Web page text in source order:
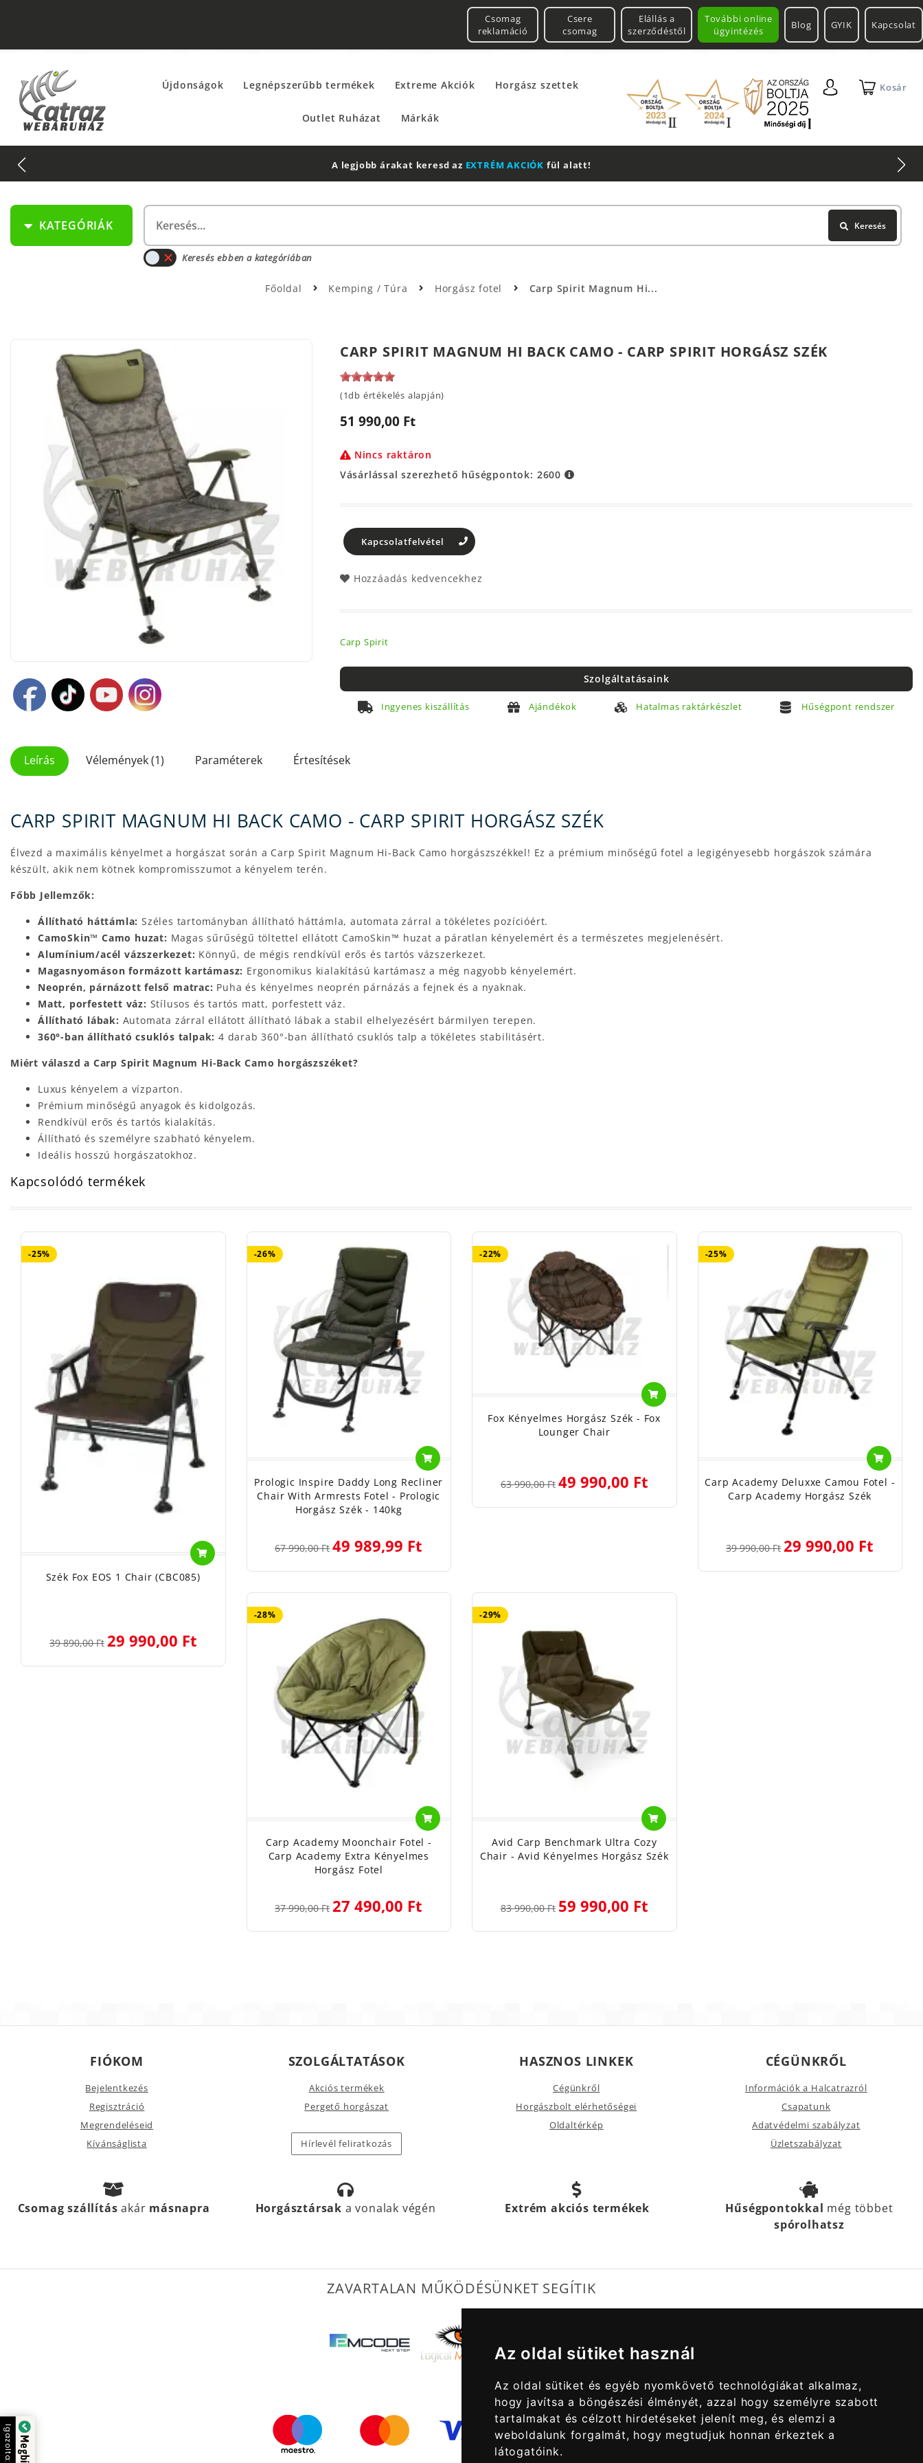
Az oldal sütiket használ
Az oldal sütiket és egyéb nyomkövető technológiákat alkalmaz,
hogy javítsa a böngészési élményét, azzal hogy személyre szabott
tartalmakat és célzott hirdetéseket jelenít meg, és elemzi a
weboldalunk forgalmát, hogy megtudjuk honnan érkeztek a
látogatóink.
További online
ügyintézés
Csomag
reklamáció
Csere
csomag
Elállás a
szerződéstől
Blog GYIK Kapcsolat
Újdonságok Legnépszerűbb termékek Extreme Akciók Horgász szettek
Outlet Ruházat Márkák
Kosár
A legjobb árakat keresd az EXTRÉM AKCIÓK fül alatt!
KATEGÓRIÁK Keresés
Keresés ebben a kategóriában
Főoldal Kemping / Túra Horgász fotel Carp Spirit Magnum Hi...
CARP SPIRIT MAGNUM HI BACK CAMO - CARP SPIRIT HORGÁSZ SZÉK
(1db értékelés alapján)
51 990,00 Ft
Nincs raktáron
Vásárlással szerezhető hűségpontok: 2600
Kapcsolatfelvétel
Hozzáadás kedvencekhez
Carp Spirit
Szolgáltatásaink
Ingyenes kiszállítás Ajándékok Hatalmas raktárkészlet Hűségpont rendszer
Leírás Vélemények (1) Paraméterek Értesítések
CARP SPIRIT MAGNUM HI BACK CAMO - CARP SPIRIT HORGÁSZ SZÉK
Élvezd a maximális kényelmet a horgászat során a Carp Spirit Magnum Hi-Back Camo horgászszékkel! Ez a prémium minőségű fotel a legigényesebb horgászok számára
készült, akik nem kötnek kompromisszumot a kényelem terén.
Főbb Jellemzők:
Állítható háttámla: Széles tartományban állítható háttámla, automata zárral a tökéletes pozícióért.
CamoSkin™ Camo huzat: Magas sűrűségű töltettel ellátott CamoSkin™ huzat a páratlan kényelemért és a természetes megjelenésért.
Alumínium/acél vázszerkezet: Könnyű, de mégis rendkívül erős és tartós vázszerkezet.
Magasnyomáson formázott kartámasz: Ergonomikus kialakítású kartámasz a még nagyobb kényelemért.
Neoprén, párnázott felső matrac: Puha és kényelmes neoprén párnázás a fejnek és a nyaknak.
Matt, porfestett váz: Stílusos és tartós matt, porfestett váz.
Állítható lábak: Automata zárral ellátott állítható lábak a stabil elhelyezésért bármilyen terepen.
360°-ban állítható csuklós talpak: 4 darab 360°-ban állítható csuklós talp a tökéletes stabilitásért.
Miért válaszd a Carp Spirit Magnum Hi-BackCamo horgászszéket?
Luxus kényelem a vízparton.
Prémium minőségű anyagok és kidolgozás.
Rendkívül erős és tartós kialakítás.
Állítható és személyre szabható kényelem.
Ideális hosszú horgászatokhoz.
Kapcsolódó termékek
-25%
Szék Fox EOS 1 Chair (CBC085)
39 890,00 Ft 29 990,00 Ft
-26%
Prologic Inspire Daddy Long Recliner
Chair With Armrests Fotel - Prologic
Horgász Szék - 140kg
67 990,00 Ft 49 989,99 Ft
-22%
Fox Kényelmes Horgász Szék - Fox
Lounger Chair
63 990,00 Ft 49 990,00 Ft
-25%
Carp Academy Deluxxe Camou Fotel -
Carp Academy Horgász Szék
39 990,00 Ft 29 990,00 Ft
-28%
Carp Academy Moonchair Fotel -
Carp Academy Extra Kényelmes
Horgász Fotel
37 990,00 Ft 27 490,00 Ft
-29%
Avid Carp Benchmark Ultra Cozy
Chair - Avid Kényelmes Horgász Szék
83 990,00 Ft 59 990,00 Ft
FIÓKOM
Bejelentkezés
Regisztráció
Megrendeléseid
Kívánságlista
SZOLGÁLTATÁSOK
Akciós termékek
Pergető horgászat
Hírlevél feliratkozás
HASZNOS LINKEK
Cégünkről
Horgászbolt elérhetőségei
Oldaltérkép
CÉGÜNKRŐL
Információk a Halcatrazról
Csapatunk
Adatvédelmi szabályzat
Üzletszabályzat
Csomag szállításakár másnapra Horgásztársak a vonalak végén Extrém akciós termékek Hűségpontokkal még többet
spórolhatsz
ZAVARTALAN MŰKÖDÉSÜNKET SEGÍTIK
Igazolta: